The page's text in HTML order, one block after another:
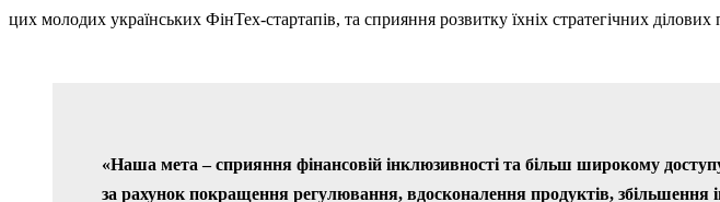
цих молодих українських ФінТех-стартапів, та сприяння розвитку їхніх стратегічних
«Наша мета – сприяння фінансовій інклюзивності та більш широкому
за рахунок покращення регулювання, вдосконалення продуктів, збільшення